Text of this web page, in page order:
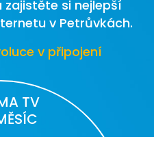
si nejlepší
v Petrůvkách.
v připojení
TV